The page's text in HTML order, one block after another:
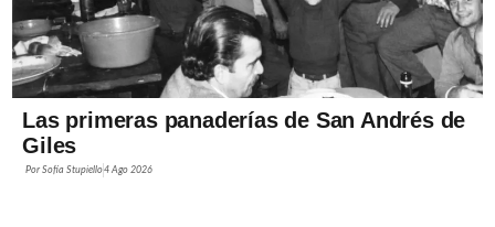
Las primeras panaderías de San Andrés de
Giles
PorSofía Stupiello4 Ago 2026